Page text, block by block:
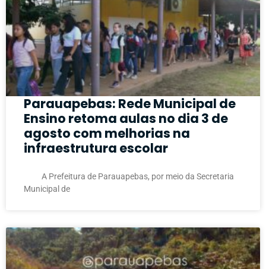
Parauapebas: Rede Municipal de
Ensino retoma aulas no dia 3 de
agosto com melhorias na
infraestrutura escolar
A Prefeitura de Parauapebas, por meio da Secretaria
Municipal de